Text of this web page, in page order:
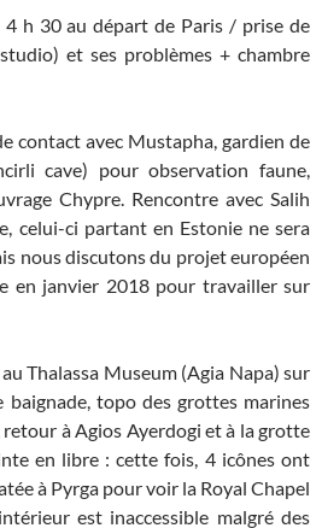
h 30 au départ de Paris / prise de
et ses problèmes + chambre
contact avec Mustapha, gardien de
cave) pour observation faune,
Chypre. Rencontre avec Salih
celui-ci partant en Estonie ne sera
nous discutons du projet européen
en janvier 2018 pour travailler sur
Thalassa Museum (Agia Napa) sur
baignade, topo des grottes marines
retour à Agios Ayerdogi et à la grotte
en libre : cette fois, 4 icônes ont
à Pyrga pour voir la Royal Chapel
est inaccessible malgré des